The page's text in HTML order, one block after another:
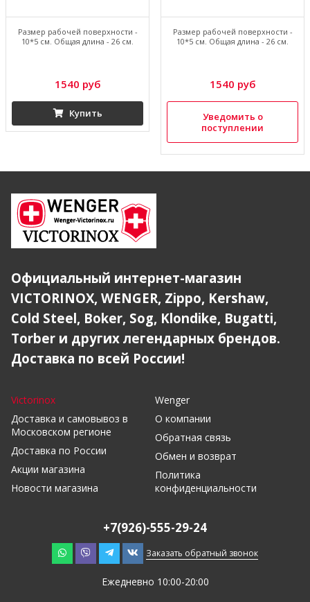
Размер рабочей поверхности -
10*5 см. Общая длина - 26 см.
1540 руб
Купить
Размер рабочей поверхности -
10*5 см. Общая длина - 26 см.
1540 руб
Уведомить о
поступлении
Официальный интернет-магазин
VICTORINOX, WENGER, Zippo, Kershaw,
Cold Steel, Boker, Sog, Klondike, Bugatti,
Torber и других легендарных брендов.
Доставка по всей России!
Victorinox
Доставка и самовывоз в
Московском регионе
Доставка по России
Акции магазина
Новости магазина
Wenger
О компании
Обратная связь
Обмен и возврат
Политика
конфиденциальности
+7(926)-555-29-24
Заказать обратный звонок
Ежедневно 10:00-20:00